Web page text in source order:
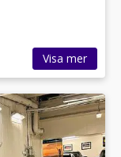
Visa mer